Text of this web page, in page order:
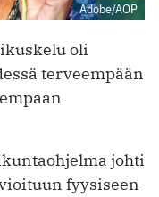
Adobe/AOP
oli
terveempään
johti
fyysiseen